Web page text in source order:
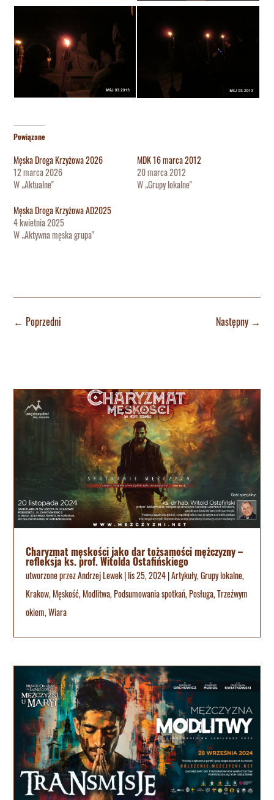
Powiązane
Męska Droga Krzyżowa 2026
12 marca 2026
W „Aktualne"
MDK 16 marca 2012
20 marca 2012
W „Grupy lokalne"
Męska Droga Krzyżowa AD2025
4 kwietnia 2025
W „Aktywna męska grupa"
← Poprzedni Następny→
Charyzmat męskości jako dar tożsamości mężczyzny –
refleksja ks. prof. Witolda Ostafińskiego
utworzone przezAndrzej Lewek|lis 25, 2024|Artykuły,Grupy lokalne,
Krakow,Męskość,Modlitwa,Podsumowania spotkań,Posługa,Trzeźwym
okiem,Wiara